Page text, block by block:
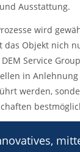
Ausstattung.
wird
das Objekt nich
Service
in
werden,